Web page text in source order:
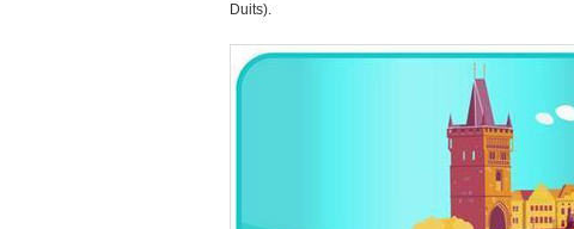
Duits).